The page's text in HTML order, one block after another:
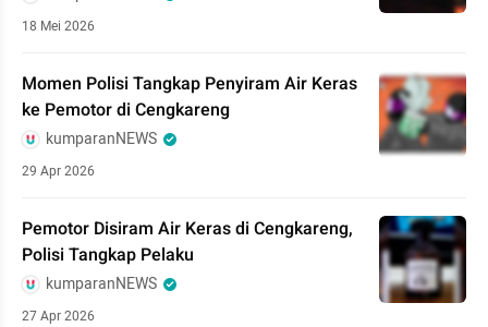
18 Mei 2026
Momen Polisi Tangkap Penyiram Air Keras
ke Pemotor di Cengkareng
kumparanNEWS
29 Apr 2026
Pemotor Disiram Air Keras di Cengkareng,
Polisi Tangkap Pelaku
kumparanNEWS
27 Apr 2026